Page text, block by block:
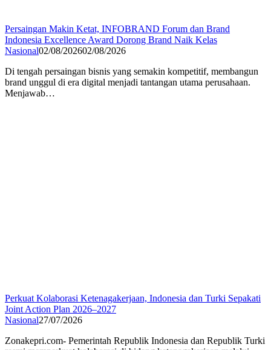
Persaingan Makin Ketat, INFOBRAND Forum dan Brand
Indonesia Excellence Award Dorong Brand Naik Kelas
Nasional02/08/202602/08/2026
Di tengah persaingan bisnis yang semakin kompetitif, membangun
brand unggul di era digital menjadi tantangan utama perusahaan.
Menjawab…
Perkuat Kolaborasi Ketenagakerjaan, Indonesia dan Turki Sepakati
Joint Action Plan 2026–2027
Nasional27/07/2026
Zonakepri.com- Pemerintah Republik Indonesia dan Republik Turki